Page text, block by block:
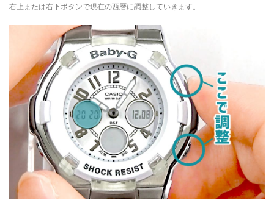
右上または右下ボタンで現在の西暦に調整していきます。